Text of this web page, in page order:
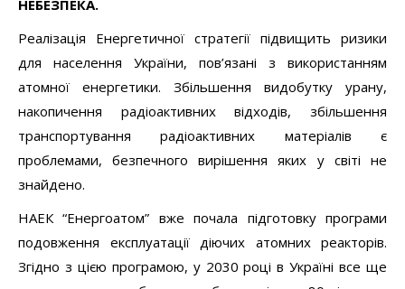
НЕБЕЗПЕКА.
Реалізація Енергетичної стратегії підвищить ризики
для населення України, пов’язані з використанням
атомної енергетики. Збільшення видобутку урану,
накопичення радіоактивних відходів, збільшення
транспортування радіоактивних матеріалів є
проблемами, безпечного вирішення яких у світі не
знайдено.
НАЕК “Енергоатом” вже почала підготовку програми
подовження експлуатації діючих атомних реакторів.
Згідно з цією програмою, у 2030 році в Україні все ще